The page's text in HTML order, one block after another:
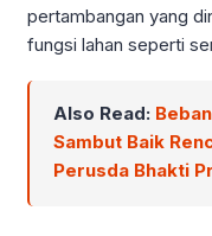
pertambangan yang
fungsi lahan seperti
Also Read:
Sambut Baik
Perusda Bhakti